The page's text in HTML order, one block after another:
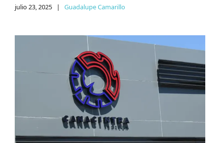
julio 23, 2025 | Guadalupe Camarillo